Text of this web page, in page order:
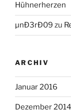
Hühnerherzen
µnÐ3rÐ09 zu
ARCHIV
Januar 2016
Dezember 2014